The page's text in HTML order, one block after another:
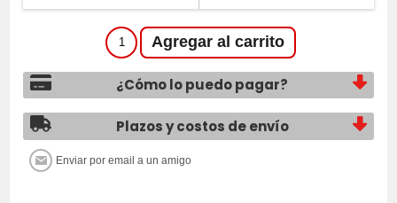
¿Cómo lo puedo pagar?
Plazos y costos de envío